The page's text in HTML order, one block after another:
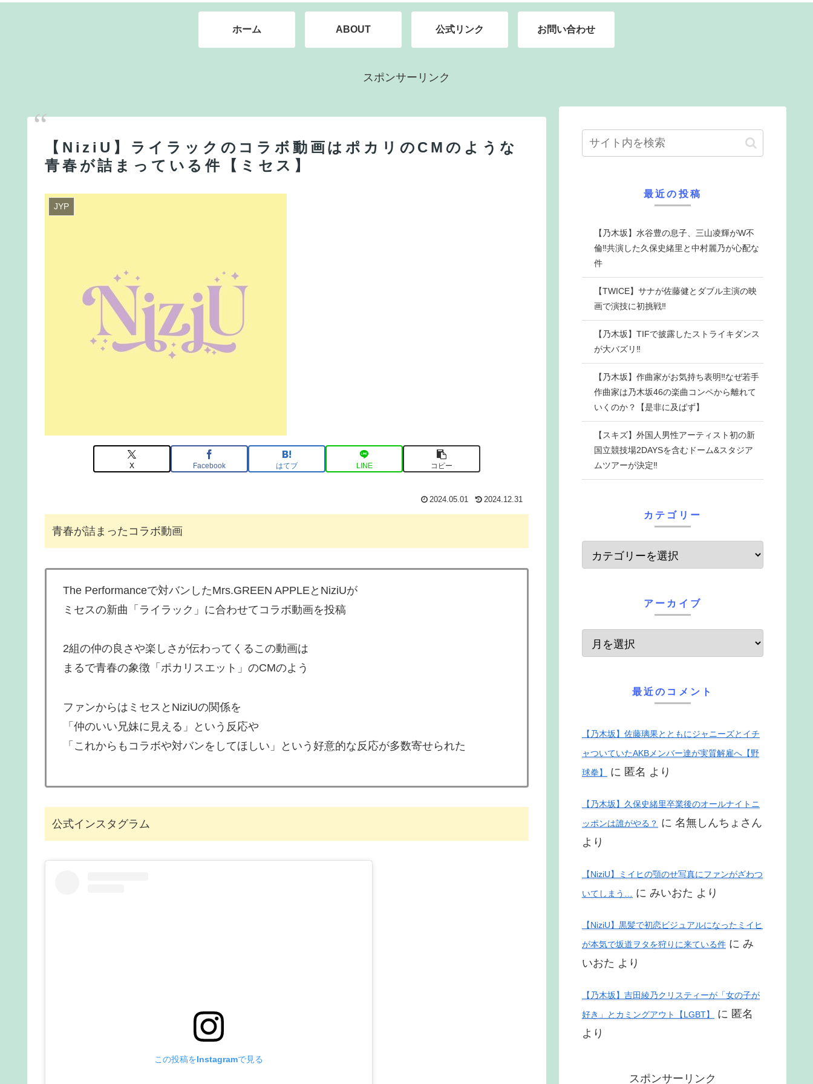
ホーム ABOUT 公式リンク お問い合わせ
スポンサーリンク
【NiziU】ライラックのコラボ動画はポカリのCMのような
青春が詰まっている件【ミセス】
JYP
X Facebook はてブ LINE コピー
2024.05.01 2024.12.31
青春が詰まったコラボ動画
The Performanceで対バンしたMrs.GREEN APPLEとNiziUが
ミセスの新曲「ライラック」に合わせてコラボ動画を投稿
2組の仲の良さや楽しさが伝わってくるこの動画は
まるで青春の象徴「ポカリスエット」のCMのよう
ファンからはミセスとNiziUの関係を
「仲のいい兄妹に見える」という反応や
「これからもコラボや対バンをしてほしい」という好意的な反応が多数寄せられた
公式インスタグラム
この投稿をInstagramで見る
最近の投稿
【乃木坂】水谷豊の息子、三山凌輝がW不
倫‼共演した久保史緒里と中村麗乃が心配な
件
【TWICE】サナが佐藤健とダブル主演の映
画で演技に初挑戦‼
【乃木坂】TIFで披露したストライキダンス
が大バズリ‼
【乃木坂】作曲家がお気持ち表明‼なぜ若手
作曲家は乃木坂46の楽曲コンペから離れて
いくのか？【是非に及ばず】
【スキズ】外国人男性アーティスト初の新
国立競技場2DAYSを含むドーム&スタジア
ムツアーが決定‼
カテゴリー
アーカイブ
最近のコメント
【乃木坂】佐藤璃果とともにジャニーズとイチ
ャついていたAKBメンバー達が実質解雇へ【野
球拳】
に 匿名 より
【乃木坂】久保史緒里卒業後のオールナイトニ
ッポンは誰がやる？ に 名無しんちょさん
より
【NiziU】ミイヒの顎のせ写真にファンがざわつ
いてしまう… に みいおた より
【NiziU】黒髪で初恋ビジュアルになったミイヒ
が本気で坂道ヲタを狩りに来ている件 に み
いおた より
【乃木坂】吉田綾乃クリスティーが「女の子が
好き」とカミングアウト【LGBT】
に 匿名
より
スポンサーリンク